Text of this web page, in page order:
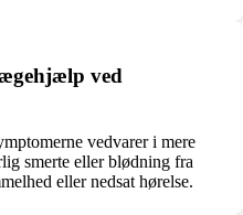
ved
vedvarer i mere
smerte eller blødning fra
eller nedsat hørelse.